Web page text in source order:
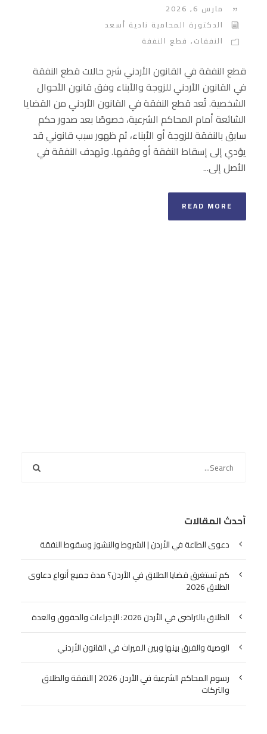
مارس 6, 2026
الدكتورة المحامية نادية أسعد
النفقات, قطع النفقة
قطع النفقة في القانون الأردني شرح حالات قطع النفقة
في القانون الأردني للزوجة والأبناء وفق قانون الأحوال
الشخصية. تُعد قطع النفقة في القانون الأردني من القضايا
الشائعة أمام المحاكم الشرعية، خصوصًا بعد صدور حكم
سابق بالنفقة للزوجة أو الأبناء، ثم ظهور سبب قانوني قد
يؤدي إلى إسقاط النفقة أو وقفها. وتهدف النفقة في
الأصل إلى...
READ MORE
أحدث المقالات
دعوى الطاعة في الأردن | الشروط والنشوز وسقوط النفقة
كم تستغرق قضايا الطلاق في الأردن؟ مدة جميع أنواع دعاوى
الطلاق 2026
الطلاق بالتراضي في الأردن 2026: الإجراءات والحقوق والعدة
الوصية والفرق بينها وبين الميراث في القانون الأردني
رسوم المحاكم الشرعية في الأردن 2026 | النفقة والطلاق
والتركات